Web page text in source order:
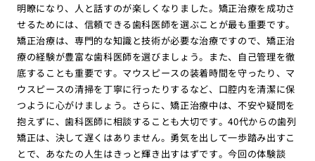
明瞭になり、人と話すのが楽しくなりました。矯正治療を成功さ
せるためには、信頼できる歯科医師を選ぶことが最も重要です。
矯正治療は、専門的な知識と技術が必要な治療ですので、矯正治
療の経験が豊富な歯科医師を選びましょう。また、自己管理を徹
底することも重要です。マウスピースの装着時間を守ったり、マ
ウスピースの清掃を丁寧に行ったりするなど、口腔内を清潔に保
つように心がけましょう。さらに、矯正治療中は、不安や疑問を
抱えずに、歯科医師に相談することも大切です。40代からの歯列
矯正は、決して遅くはありません。勇気を出して一歩踏み出すこ
とで、あなたの人生はきっと輝き出すはずです。今回の体験談